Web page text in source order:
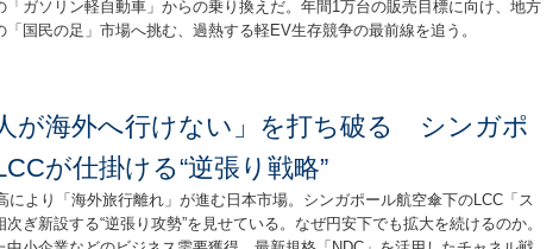
ガソリン軽自動車」からの乗り換えだ。年間1万台の販売目標に向け、地方
国民の足」市場へ挑む、過熱する軽EV生存競争の最前線を追う。
人が海外へ行けない」を打ち破る シンガポ
が仕掛ける“逆張り戦略”
により「海外旅行離れ」が進む日本市場。シンガポール航空傘下のLCC「ス
ぎ新設する“逆張り攻勢”を見せている。なぜ円安下でも拡大を続けるのか。